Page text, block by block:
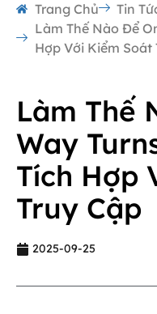
Trang Chủ
Tin
Làm Thế Nào Để
Hợp Với Kiểm Soát
Làm Thế
Way
Tích Hợp
Truy Cập
2025-09-25